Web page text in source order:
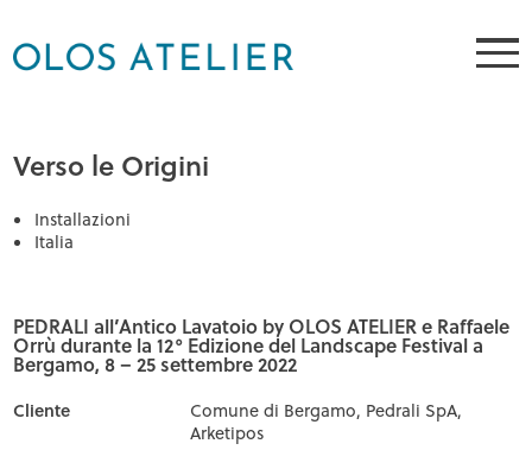
Verso le Origini
Installazioni
Italia
PEDRALI all’Antico Lavatoio by OLOS ATELIER e Raffaele
Orrù durante la 12° Edizione del Landscape Festival a
Bergamo, 8 – 25 settembre 2022
Cliente
Comune di Bergamo, Pedrali SpA,
Arketipos